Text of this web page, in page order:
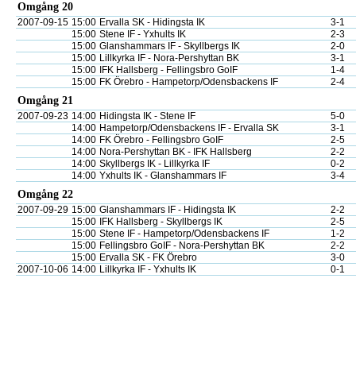
Omgång 20
2007-09-15 15:00 Ervalla SK - Hidingsta IK
3-1
15:00 Stene IF - Yxhults IK
2-3
15:00 Glanshammars IF - Skyllbergs IK
2-0
15:00 Lillkyrka IF - Nora-Pershyttan BK
3-1
15:00
IFK Hallsberg - Fellingsbro GoIF
1-4
15:00 FK Örebro - Hampetorp/Odensbackens IF 2-4
Omgång 21
2007-09-23 14:00 Hidingsta IK - Stene IF
5-0
14:00 Hampetorp/Odensbackens IF - Ervalla SK
3-1
14:00 FK Örebro - Fellingsbro GoIF
2-5
14:00 Nora-Pershyttan BK - IFK Hallsberg
2-2
14:00 Skyllbergs IK - Lillkyrka IF
0-2
14:00 Yxhults IK - Glanshammars IF 3-4
Omgång 22
2007-09-29 15:00 Glanshammars IF - Hidingsta IK
2-2
15:00
IFK Hallsberg - Skyllbergs IK
2-5
15:00 Stene IF - Hampetorp/Odensbackens IF
1-2
15:00 Fellingsbro GoIF - Nora-Pershyttan BK
2-2
15:00 Ervalla SK - FK Örebro
3-0
2007-10-06 14:00 Lillkyrka IF - Yxhults IK 0-1